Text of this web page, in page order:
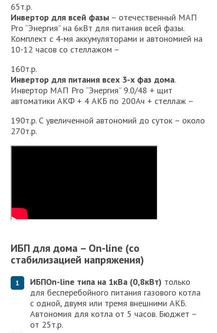
65т.р.
Инвертор для всей фазы – отечественный МАП
Pro “Энергия” на 6кВт для питания всей фазы.
Комплект с 4-мя аккумуляторами и автономией на
10-12 часов со стеллажом –
160т.р.
Инвертор для питания всех 3-х фаз дома.
Инвертор МАП Pro “Энергия” 9.0/48 + щит
автоматики АКФ + 4 АКБ по 200Ач + стеллаж –
190т.р. С увеличенной автономий до суток – около
270т.р.
ИБП для дома – On-line (со
стабилизацией напряжения)
ИБПOn-line типа на 1кВа (0,8кВт) только
для бесперебойного питания газового котла
с одной, двумя или тремя внешними АКБ.
Автономия для котла от 5 часов. Бюджет –
от 25т.р.